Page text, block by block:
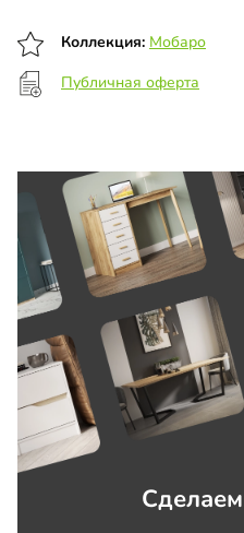
Коллекция: Мобаро
Публичная оферта